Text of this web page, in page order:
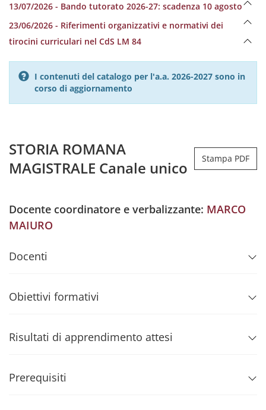
13/07/2026 - Bando tutorato 2026-27: scadenza 10 agosto
23/06/2026 - Riferimenti organizzativi e normativi dei
tirocini curriculari nel CdS LM 84
I contenuti del catalogo per l'a.a. 2026-2027 sono in
corso di aggiornamento
STORIA ROMANA
MAGISTRALE Canale unico
Stampa PDF
Docente coordinatore e verbalizzante: MARCO
MAIURO
Docenti
Obiettivi formativi
Risultati di apprendimento attesi
Prerequisiti